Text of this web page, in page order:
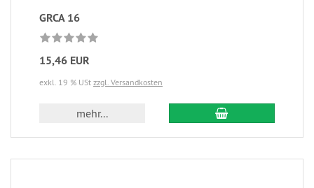
GRCA 16
15,46 EUR
exkl. 19 % USt zzgl. Versandkosten
mehr...